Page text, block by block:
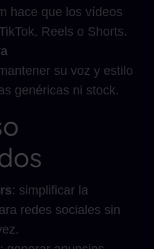
hace que los vídeos
Reels o Shorts.
su voz y estilo
genéricas ni stock.
: simplificar la
redes sociales sin